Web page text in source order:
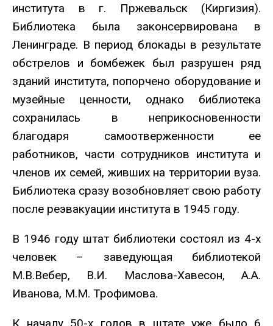
института в г. Пржевальск (Киргизия).
Библиотека была законсервирована в
Ленинграде. В период блокады в результате
обстрелов и бомбежек был разрушен ряд
зданий института, попорчено оборудование и
музейные ценности, однако библиотека
сохранилась в неприкосновенности
благодаря самоотверженности ее
работников, части сотрудников института и
членов их семей, живших на территории вуза.
Библиотека сразу возобновляет свою работу
после реэвакуации института в 1945 году.
В 1946 году штат библиотеки состоял из 4-х
человек – заведующая библиотекой
М.В.Вебер, В.И. Маслова-Хавесон, А.А.
Иванова, М.М. Трофимова.